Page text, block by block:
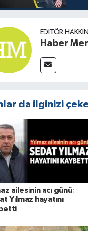
EDITÖR
Haber
da ilginizi
ailesinin acı günü:
Yılmaz hayatını